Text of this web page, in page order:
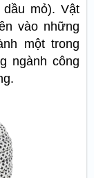
mỏ). Vật
vào những
một trong
ngành công